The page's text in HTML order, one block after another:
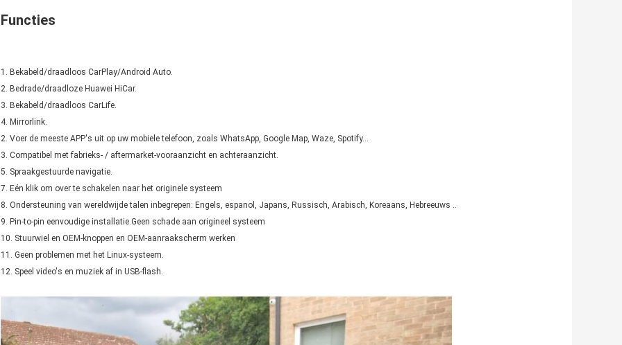
Functies
1. Bekabeld/draadloos CarPlay/Android Auto.
2. Bedrade/draadloze Huawei HiCar.
3. Bekabeld/draadloos CarLife.
4. Mirrorlink.
2. Voer de meeste APP's uit op uw mobiele telefoon, zoals WhatsApp, Google Map, Waze, Spotify...
3. Compatibel met fabrieks- / aftermarket-vooraanzicht en achteraanzicht.
5. Spraakgestuurde navigatie.
7. Eén klik om over te schakelen naar het originele systeem
8. Ondersteuning van wereldwijde talen inbegrepen: Engels, espanol, Japans, Russisch, Arabisch, Koreaans, Hebreeuws ..
9. Pin-to-pin eenvoudige installatie.Geen schade aan origineel systeem
10. Stuurwiel en OEM-knoppen en OEM-aanraakscherm werken
11. Geen problemen met het Linux-systeem.
12. Speel video's en muziek af in USB-flash.